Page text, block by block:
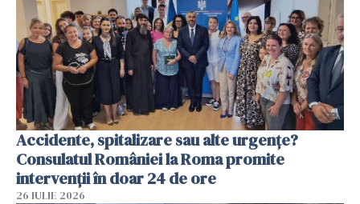
Accidente, spitalizare sau alte urgențe?
Consulatul României la Roma promite
intervenții în doar 24 de ore
26 IULIE 2026